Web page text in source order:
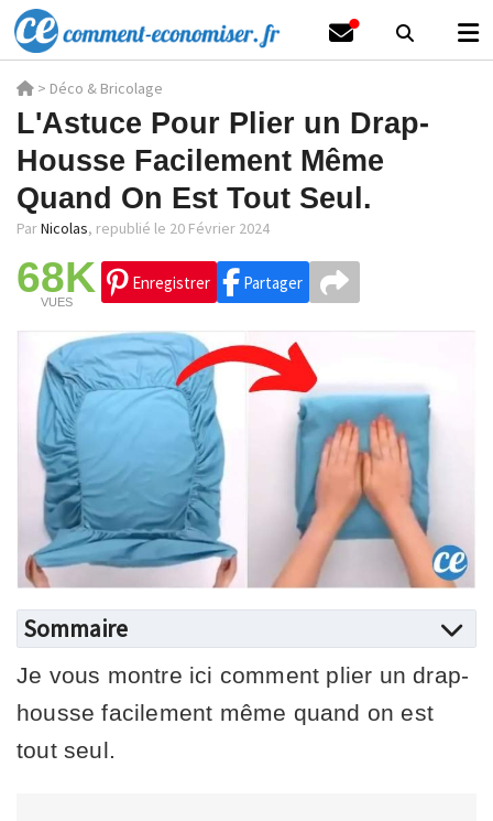
> Déco & Bricolage
L'Astuce Pour Plier un Drap-
Housse Facilement Même
Quand On Est Tout Seul.
ParNicolas, republié le 20 Février 2024
68K
VUES
Enregistrer Partager
Sommaire
Je vous montre ici comment plier un drap-
housse facilement même quand on est
tout seul.